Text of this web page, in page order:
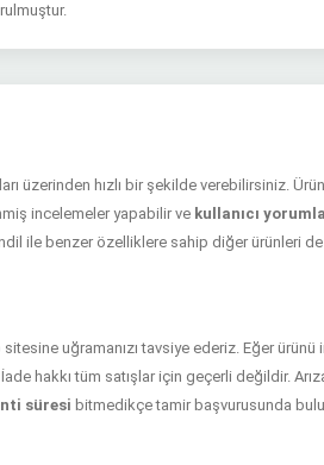
üzerinden hızlı bir şekilde verebilirsiniz.
incelemeler yapabilir ve kullanıcı
ile benzer özelliklere sahip diğer ürünleri
sitesine uğramanızı tavsiye ederiz. Eğer
hakkı tüm satışlar için geçerli değildir.
süresi bitmedikçe tamir başvurusunda